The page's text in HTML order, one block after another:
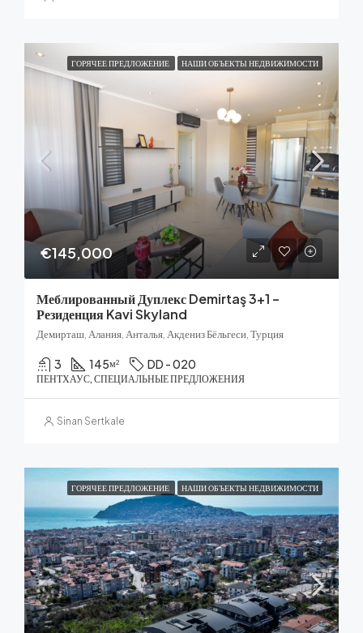
ГОРЯЧЕЕ ПРЕДЛОЖЕНИЕ НАШИ ОБЪЕКТЫ НЕДВИЖИМОСТИ
€145,000
Меблированный Дуплекс Demirtaş 3+1 –
Резиденция Kavi Skyland
Демирташ, Алания, Анталья, Акдениз Бёльгеси, Турция
3 145м² DD - 020
ПЕНТХАУС, СПЕЦИАЛЬНЫЕ ПРЕДЛОЖЕНИЯ
Sinan Sertkale
ГОРЯЧЕЕ ПРЕДЛОЖЕНИЕ НАШИ ОБЪЕКТЫ НЕДВИЖИМОСТИ